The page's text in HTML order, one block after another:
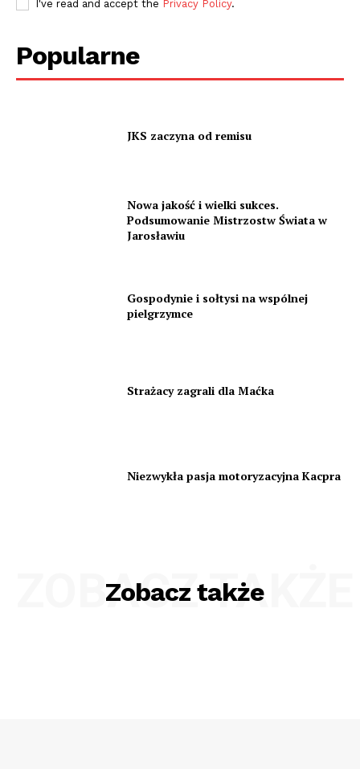
I've read and accept the Privacy Policy.
Popularne
JKS zaczyna od remisu
Nowa jakość i wielki sukces.
Podsumowanie Mistrzostw Świata w
Jarosławiu
Gospodynie i sołtysi na wspólnej
pielgrzymce
Strażacy zagrali dla Maćka
Niezwykła pasja motoryzacyjna Kacpra
Zobacz także
ZOBACZ TAKŻE